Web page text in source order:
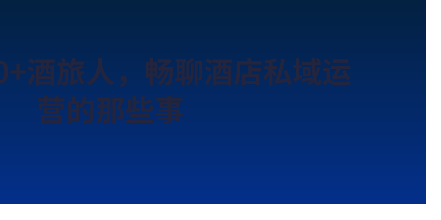
酒旅人，畅聊酒店私域运
营的那些事